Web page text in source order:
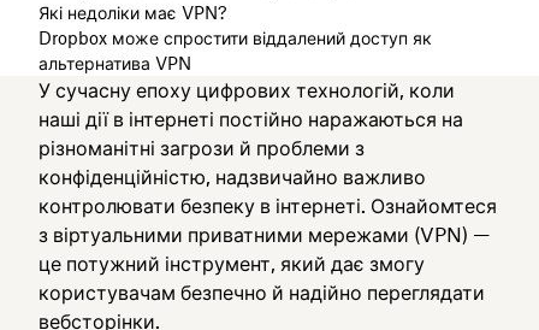
Які недоліки має VPN?
Dropbox може спростити віддалений доступ як
альтернатива VPN
У сучасну епоху цифрових технологій, коли
наші дії в інтернеті постійно наражаються на
різноманітні загрози й проблеми з
конфіденційністю, надзвичайно важливо
контролювати безпеку в інтернеті. Ознайомтеся
з віртуальними приватними мережами (VPN) —
це потужний інструмент, який дає змогу
користувачам безпечно й надійно переглядати
вебсторінки.